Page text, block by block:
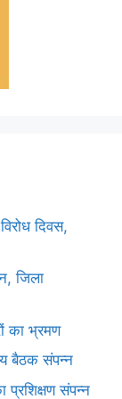
दिवस,
जिला
का भ्रमण
बैठक संपन्न
प्रशिक्षण संपन्न